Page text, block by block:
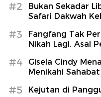
#2
Bukan Sekadar
Safari Dakwah
#3
Fangfang Tak
Nikah Lagi, Asal
#4
Gisela Cindy
Menikahi
#5 Kejutan di